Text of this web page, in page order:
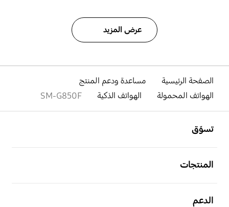
عرض المزيد
الصفحة الرئيسية
مساعدة ودعم المنتج
الهواتف المحمولة
الهواتف الذكية SM-G850F
تسوّق
المنتجات
الدعم